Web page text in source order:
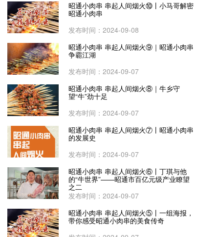
昭通小肉串 串起人间烟火⑩丨小马哥解密
昭通小肉串
发布时间：2024-09-08
昭通小肉串 串起人间烟火⑨｜昭通小肉串
争霸江湖
发布时间：2024-09-07
昭通小肉串 串起人间烟火⑧｜牛乡守
望“牛”劲十足
发布时间：2024-09-07
昭通小肉串 串起人间烟火⑦丨昭通小肉串
的发展史
发布时间：2024-09-07
昭通小肉串 串起人间烟火⑥丨丁琪与他
的“牛世界”——昭通市百亿元级产业瞭望
之二
发布时间：2024-09-07
昭通小肉串 串起人间烟火⑤丨一组海报，
带你感受昭通小肉串的美食传奇